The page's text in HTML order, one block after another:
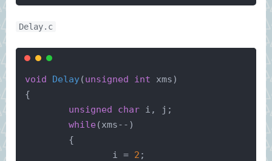
Delay.c
void Delay(unsigned int xms)
{
unsigned
char i, j;
while (xms--)
	{
		i =
2 ;